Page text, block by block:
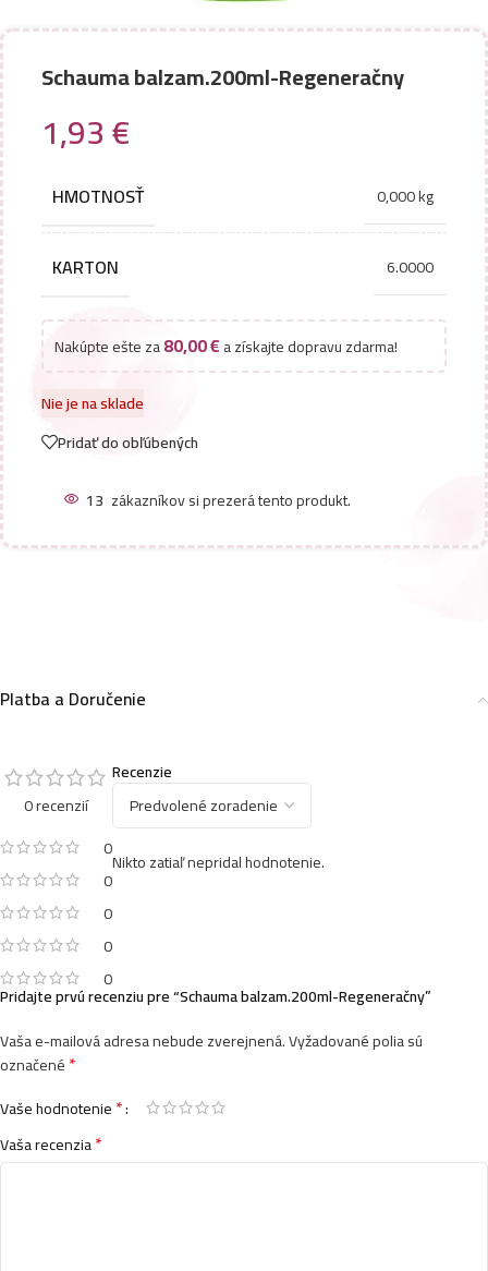
Schauma balzam.200ml-Regeneračny
1,93€
HMOTNOSŤ 0,000 kg
KARTON 6.0000
Nakúpte ešte za80,00€a získajte dopravu zdarma!
Nie je na sklade
Pridať do obľúbených
13 zákazníkov si prezerá tento produkt.
Platba a Doručenie
0 recenzií
0
0
0
0
0
Recenzie
Nikto zatiaľ nepridal hodnotenie.
Pridajte prvú recenziu pre “Schauma balzam.200ml-Regeneračny”
Vaša e-mailová adresa nebude zverejnená.Vyžadované polia sú
označené*
Vaše hodnotenie*
Vaša recenzia*